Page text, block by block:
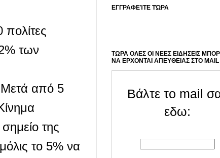
των
Μετά από 5
της
το 5% να
ΕΓΓΡΑΦΕΊΤΕ ΤΏΡΑ
ΤΩΡΑ ΟΛΕΣ ΟΙ ΝΕΕΣ ΕΙΔΗΣΕΙΣ
ΝΑ ΕΡΧΟΝΤΑΙ ΑΠΕΥΘΕΙΑΣ ΣΤΟ
Βάλτε το mail
εδω: